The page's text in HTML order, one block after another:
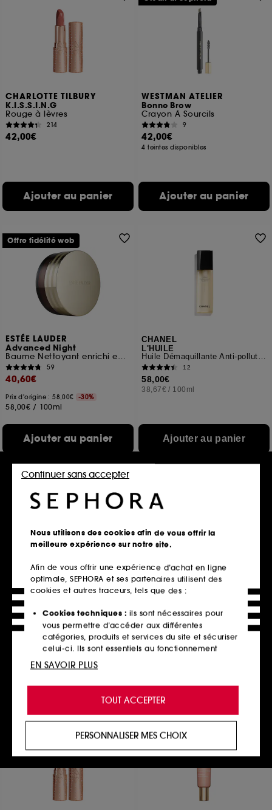
CHARLOTTE TILBURY
K.I.S.S.I.N.G
Rouge à lèvres
214
42,00€
Ajouter au panier
WESTMAN ATELIER
Bonne Brow
Crayon À Sourcils
9
42,00€
4 teintes disponibles
Ajouter au panier
ESTÉE LAUDER
Advanced Night
Baume Nettoyant enrichi en Huiles Végétales Nourrissantes
59
40,60€
Prix d'origine : 58,00€ -30%
58,00€ / 100ml
Ajouter au panier
Offre fidélité web
CHANEL
L'HUILE
Huile Démaquillante Anti-pollution
12
58,00€
38,67€ / 100ml
Ajouter au panier
ANASTASIA BEVERLY HILLS
Dewy Set
Spray Fixateur
404
39,90€
HOURGLASS
Voyeur Eyeshadow Stick
50
39,90€
7 teintes disponibles
Nous utilisons des cookies afin de vous offrir la
meilleure expérience sur notre site.
Afin de vous offrir une expérience d’achat en ligne
optimale, SEPHORA et ses partenaires utilisent des
cookies et autres traceurs, tels que des :
Cookies techniques : ils sont nécessaires pour
vous permettre d’accéder aux différentes
catégories, produits et services du site et sécuriser
celui-ci. Ils sont essentiels au fonctionnement
technique du site et ne peuvent être désactivés.
de vous offrir une expérience enrichie et
personnalisée en vous recommandant des
produits, des services et des contenus qui
proposer des offres promotionnelles adaptées à
votre profil.
Cookies réseaux sociaux et publicité :
utilisés pour vous présenter du contenu susceptible
de vous plaire via des publicités, y compris sur des
TOUT ACCEPTER
Continuer sans accepter
PERSONNALISER MES CHOIX
EN SAVOIR PLUS